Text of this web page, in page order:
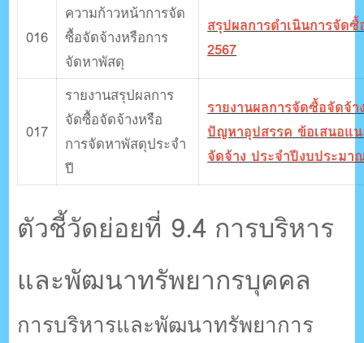
016
ความก้าวหน้าการจัด
ซื้อจัดจ้างหรือการ
จัดหาพัสดุ
สรุปผลการดําเนินการจัด
2567
017
รายงานสรุปผลการ
จัดซื้อจัดจ้างหรือ
การจัดหาพัสดุประจํา
ปี
รายงานผลการจัดซื้อจัดจ้
ปัญหาอุปสรรค ข้อเสนอแ
จัดจ้าง ประจำปีงบประมา
ตัวชี้วัดย่อยที่ 9.4 การบริหาร
และพัฒนาทรัพยากรบุคคล
การบริหารและพัฒนาทรัพยาการ